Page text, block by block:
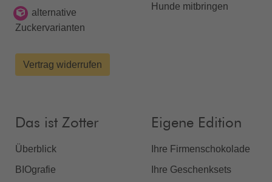
alternative
Zuckervarianten
Vertrag widerrufen
Hunde mitbringen
Das ist Zotter
Überblick
BIOgrafie
Eigene Edition
Ihre Firmenschokolade
Ihre Geschenksets